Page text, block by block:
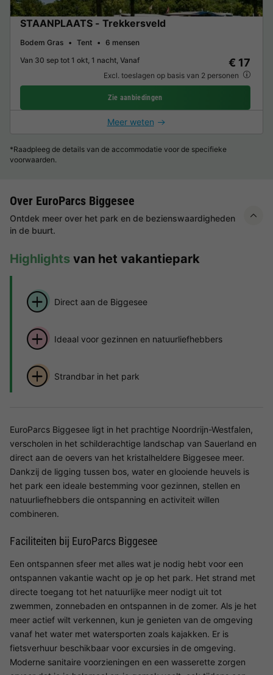
STAANPLAATS - Trekkersveld
Bodem Gras Tent
6 mensen
Van 30 sep tot 1 okt, 1 nacht, Vanaf
€ 17
Excl. toeslagen op basis van 2 personen
Zie aanbiedingen
Meer weten
*Raadpleeg de details van de accommodatie voor de specifieke
voorwaarden.
Over EuroParcs Biggesee
Ontdek meer over het park en de bezienswaardigheden
in de buurt.
Highlights van het vakantiepark
Direct aan de Biggesee
Ideaal voor gezinnen en natuurliefhebbers
Strandbar in het park
EuroParcs Biggesee ligt in het prachtige Noordrijn-Westfalen,
verscholen in het schilderachtige landschap van Sauerland en
direct aan de oevers van het kristalheldere Biggesee meer.
Dankzij de ligging tussen bos, water en glooiende heuvels is
het park een ideale bestemming voor gezinnen, stellen en
natuurliefhebbers die ontspanning en activiteit willen
combineren.
Faciliteiten bij EuroParcs Biggesee
Een ontspannen sfeer met alles wat je nodig hebt voor een
ontspannen vakantie wacht op je op het park. Het strand met
directe toegang tot het natuurlijke meer nodigt uit tot
zwemmen, zonnebaden en ontspannen in de zomer. Als je het
meer actief wilt verkennen, kun je genieten van de omgeving
vanaf het water met watersporten zoals kajakken. Er is
fietsverhuur beschikbaar voor excursies in de omgeving.
Moderne sanitaire voorzieningen en een wasserette zorgen